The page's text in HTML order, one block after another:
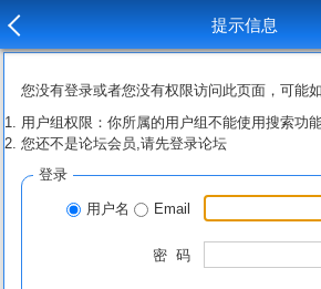
提示信息
您没有登录或者您没有权限访问此页面，可能
用户组权限：你所属的用户组不能使用搜索功
您还不是论坛会员,请先登录论坛
登录
用户名 Email
密 码